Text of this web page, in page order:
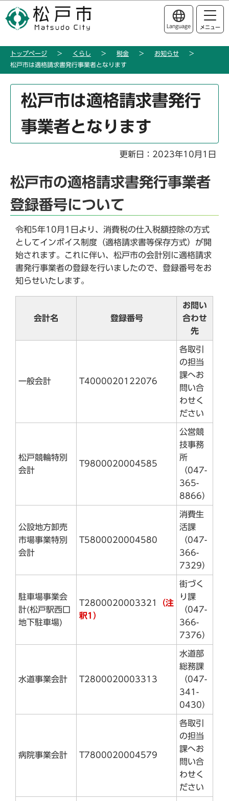
の
ー
このページの本文へ移動
Language メニュー
トップページ くらし 税金
お知らせ
松戸市は適格請求書発行事業者となります
か
松戸市は適格請求書発行
事業者となります
更新日：2023年10月1日
松戸市の適格請求書発行事業者
登録番号について
令和5年10月1日より、消費税の仕入税額控除の方式
としてインボイス制度（適格請求書等保存方式）が開
始されます。これに伴い、松戸市の会計別に適格請求
書発行事業者の登録を行いましたので、登録番号をお
知らせいたします。
会計名 登録番号
お問い
合わせ
先
一般会計 T4000020122076
各取引
の担当
課へお
問い合
わせく
ださい
松戸競輪特別
会計
T9800020004585
公営競
技事務
所
（047-
365-
8866）
公設地方卸売
市場事業特別
会計
T5800020004580
消費生
活課
（047-
366-
7329）
駐車場事業会
計(松戸駅西口
地下駐車場)
T2800020003321
（注
釈1）
街づく
り課
（047-
366-
7376）
水道事業会計 T2800020003313
水道部
総務課
（047-
341-
0430）
病院事業会計 T7800020004579
各取引
の担当
課へお
問い合
わせく
ださい